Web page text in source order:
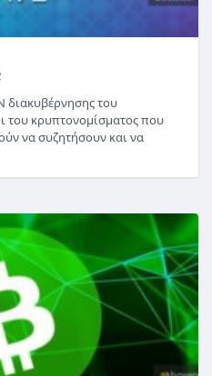
διακυβέρνησης του
του κρυπτονομίσματος που
να συζητήσουν και να